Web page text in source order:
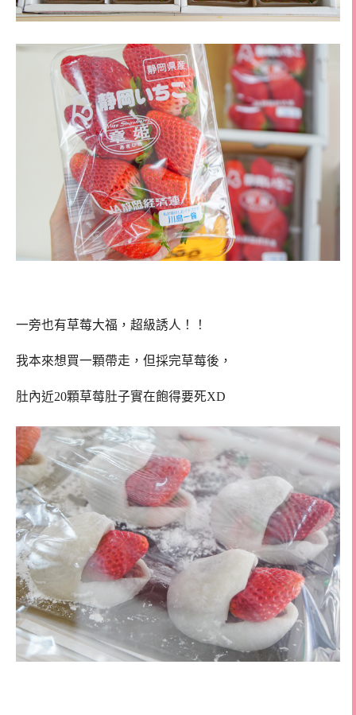
一旁也有草莓大福，超級誘人！！
我本來想買一顆帶走，但採完草莓後，
肚內近20顆草莓肚子實在飽得要死XD